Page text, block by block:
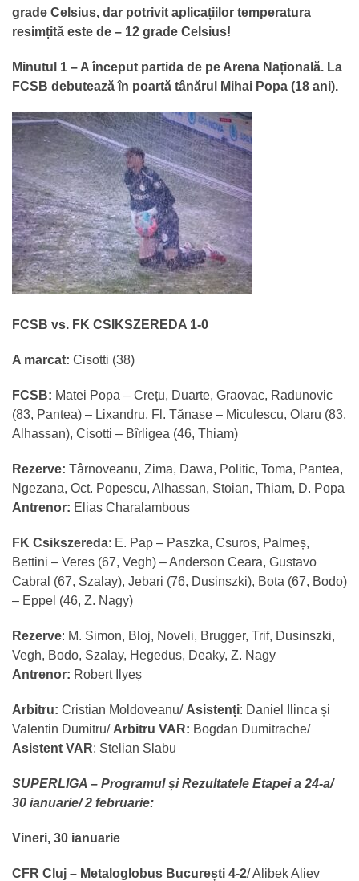
grade Celsius, dar potrivit aplicațiilor temperatura
resimțită este de – 12 grade Celsius!
Minutul 1 – A început partida de pe Arena Națională. La
FCSB debutează în poartă tânărul Mihai Popa (18 ani).
FCSB vs. FK CSIKSZEREDA 1-0
A marcat: Cisotti (38)
FCSB: Matei Popa – Crețu, Duarte, Graovac, Radunovic
(83, Pantea) – Lixandru, Fl. Tănase – Miculescu, Olaru (83,
Alhassan), Cisotti – Bîrligea (46, Thiam)
Rezerve: Târnoveanu, Zima, Dawa, Politic, Toma, Pantea,
Ngezana, Oct. Popescu, Alhassan, Stoian, Thiam, D. Popa
Antrenor: Elias Charalambous
FK Csikszereda: E. Pap – Paszka, Csuros, Palmeș,
Bettini – Veres (67, Vegh) – Anderson Ceara, Gustavo
Cabral (67, Szalay), Jebari (76, Dusinszki), Bota (67, Bodo)
– Eppel (46, Z. Nagy)
Rezerve: M. Simon, Bloj, Noveli, Brugger, Trif, Dusinszki,
Vegh, Bodo, Szalay, Hegedus, Deaky, Z. Nagy
Antrenor: Robert Ilyeș
Arbitru: Cristian Moldoveanu/ Asistenți: Daniel Ilinca și
Valentin Dumitru/ Arbitru VAR: Bogdan Dumitrache/
Asistent VAR: Stelian Slabu
SUPERLIGA – Programul și Rezultatele Etapei a 24-a/
30 ianuarie/ 2 februarie:
Vineri, 30 ianuarie
CFR Cluj – Metaloglobus București 4-2/ Alibek Aliev